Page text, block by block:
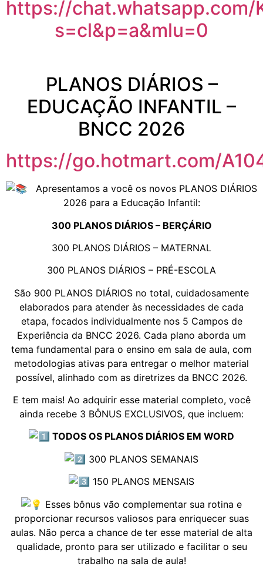
https://chat.whatsapp.com/
s=cl&p=a&mlu=0
PLANOS DIÁRIOS –
EDUCAÇÃO INFANTIL –
BNCC 2026
https://go.hotmart.com/
Apresentamos a você os novos PLANOS DIÁRIOS
2026 para a Educação Infantil:
300 PLANOS DIÁRIOS – BERÇÁRIO
300 PLANOS DIÁRIOS – MATERNAL
300 PLANOS DIÁRIOS – PRÉ-ESCOLA
São 900 PLANOS DIÁRIOS no total, cuidadosamente
elaborados para atender às necessidades de cada
etapa, focados individualmente nos 5 Campos de
Experiência da BNCC 2026. Cada plano aborda um
tema fundamental para o ensino em sala de aula, com
metodologias ativas para entregar o melhor material
possível, alinhado com as diretrizes da BNCC 2026.
E tem mais! Ao adquirir esse material completo, você
ainda recebe 3 BÔNUS EXCLUSIVOS, que incluem:
TODOS OS PLANOS DIÁRIOS EM WORD
300 PLANOS SEMANAIS
150 PLANOS MENSAIS
Esses bônus vão complementar sua rotina e
proporcionar recursos valiosos para enriquecer suas
aulas. Não perca a chance de ter esse material de alta
qualidade, pronto para ser utilizado e facilitar o seu
trabalho na sala de aula!